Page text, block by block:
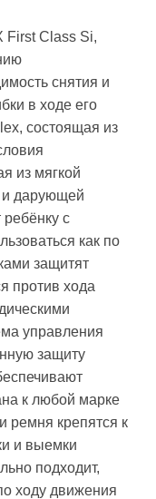
First Class Si,
снятия и
в ходе его
состоящая из
из мягкой
и дарующей
с
как по
защитят
против хода
управления
защиту
к любой марке
ремня крепятся к
и выемки
подходит,
ходу движения